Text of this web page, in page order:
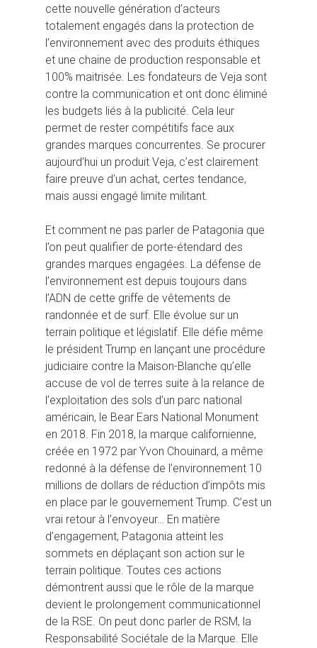
cette nouvelle génération d’acteurs
totalement engagés dans la protection de
l’environnement avec des produits éthiques
et une chaine de production responsable et
100% maitrisée. Les fondateurs de Veja sont
contre la communication et ont donc éliminé
les budgets liés à la publicité. Cela leur
permet de rester compétitifs face aux
grandes marques concurrentes. Se procurer
aujourd’hui un produit Veja, c’est clairement
faire preuve d’un achat, certes tendance,
mais aussi engagé limite militant.
Et comment ne pas parler de Patagonia que
l’on peut qualifier de porte-étendard des
grandes marques engagées. La défense de
l’environnement est depuis toujours dans
l’ADN de cette griffe de vêtements de
randonnée et de surf. Elle évolue sur un
terrain politique et législatif. Elle défie même
le président Trump en lançant une procédure
judiciaire contre la Maison-Blanche qu’elle
accuse de vol de terres suite à la relance de
l’exploitation des sols d’un parc national
américain, le Bear Ears National Monument
en 2018. Fin 2018, la marque californienne,
créée en 1972 par Yvon Chouinard, a même
redonné à la défense de l’environnement 10
millions de dollars de réduction d’impôts mis
en place par le gouvernement Trump. C’est un
vrai retour à l’envoyeur… En matière
d’engagement, Patagonia atteint les
sommets en déplaçant son action sur le
terrain politique. Toutes ces actions
démontrent aussi que le rôle de la marque
devient le prolongement communicationnel
de la RSE. On peut donc parler de RSM, la
Responsabilité Sociétale de la Marque. Elle